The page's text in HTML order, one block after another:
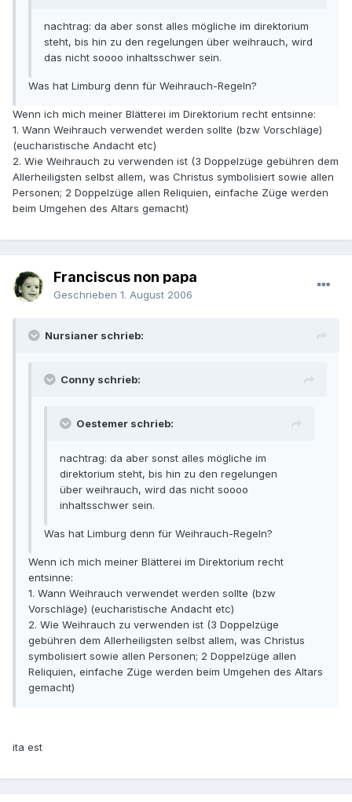
nachtrag: da aber sonst alles mögliche im direktorium
steht, bis hin zu den regelungen über weihrauch, wird
das nicht soooo inhaltsschwer sein.
Was hat Limburg denn für Weihrauch-Regeln?
Wenn ich mich meiner Blätterei im Direktorium recht entsinne:
1. Wann Weihrauch verwendet werden sollte (bzw Vorschläge)
(eucharistische Andacht etc)
2. Wie Weihrauch zu verwenden ist (3 Doppelzüge gebühren dem
Allerheiligsten selbst allem, was Christus symbolisiert sowie allen
Personen; 2 Doppelzüge allen Reliquien, einfache Züge werden
beim Umgehen des Altars gemacht)
Franciscus non papa
Geschrieben 1. August 2006
Nursianer schrieb:
Conny schrieb:
Oestemer schrieb:
nachtrag: da aber sonst alles mögliche im
direktorium steht, bis hin zu den regelungen
über weihrauch, wird das nicht soooo
inhaltsschwer sein.
Was hat Limburg denn für Weihrauch-Regeln?
Wenn ich mich meiner Blätterei im Direktorium recht
entsinne:
1. Wann Weihrauch verwendet werden sollte (bzw
Vorschläge) (eucharistische Andacht etc)
2. Wie Weihrauch zu verwenden ist (3 Doppelzüge
gebühren dem Allerheiligsten selbst allem, was Christus
symbolisiert sowie allen Personen; 2 Doppelzüge allen
Reliquien, einfache Züge werden beim Umgehen des Altars
gemacht)
ita est